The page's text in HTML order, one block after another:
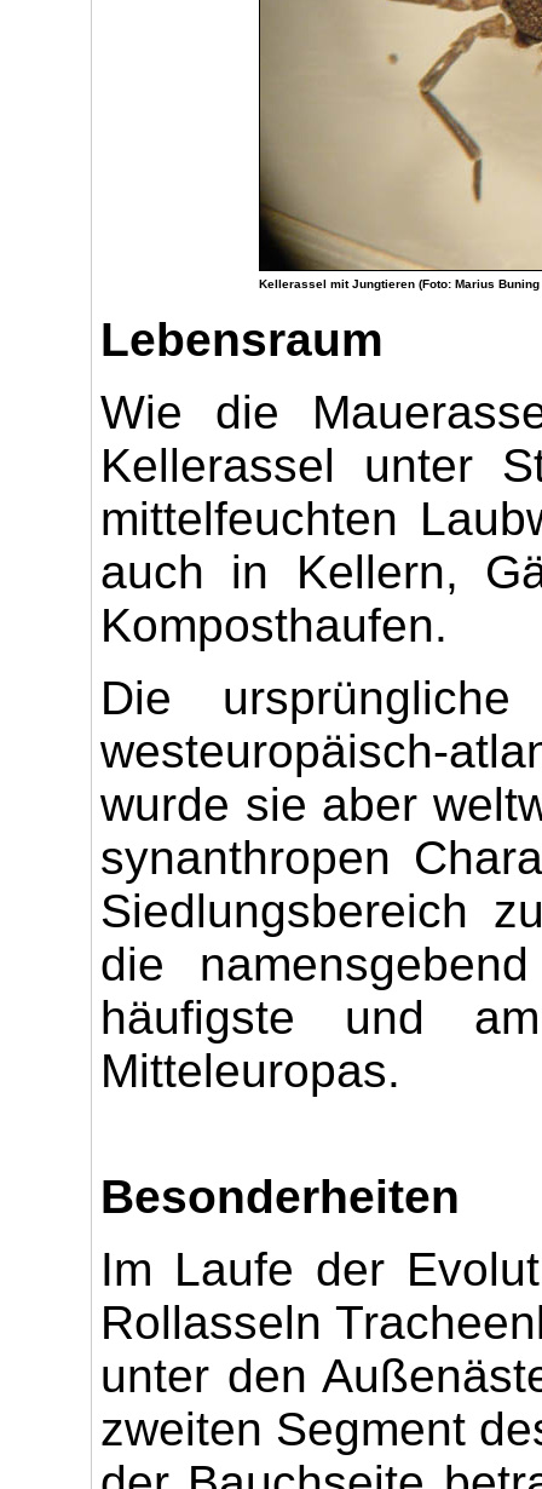
Kellerassel mit Jungtieren (Foto: Marius
Lebensraum
Wie die
Kellerassel unter
mittelfeuchten
auch in Kellern,
Komposthaufen.
Die
westeuropäisch-
wurde sie aber
synanthropen
Siedlungsbereich
die
häufigste und
Mitteleuropas.
Besonderheiten
Im Laufe der
Rollasseln
unter den
zweiten Segment